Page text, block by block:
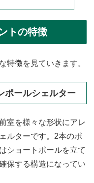
トの特徴
特徴を見ていきます。
ポールシェルター
室を様々な形状にアレ
ルターです。2本のポ
ショートポールを立て
保する構造になってい